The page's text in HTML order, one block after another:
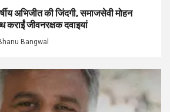
अभिजीत की जिंदगी, समाजसेवी मोहन
जीवनरक्षक दवाइयां
Bangwal